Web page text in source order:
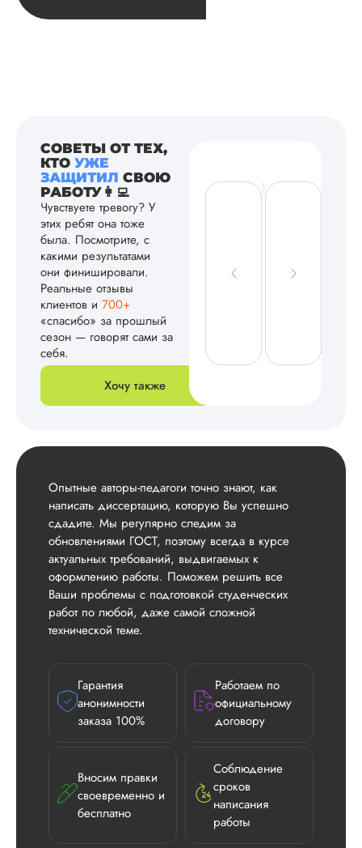
СОВЕТЫ ОТ ТЕХ,
КТО УЖЕ
ЗАЩИТИЛ СВОЮ
РАБОТУ👩‍💻
Чувствуете тревогу? У
этих ребят она тоже
была. Посмотрите, с
какими результатами
они финишировали.
Реальные отзывы
клиентов и 700+
«спасибо» за прошлый
сезон — говорят сами за
себя.
Хочу также
Опытные авторы-педагоги точно знают, как
написать диссертацию, которую Вы успешно
сдадите. Мы регулярно следим за
обновлениями ГОСТ, поэтому всегда в курсе
актуальных требований, выдвигаемых к
оформлению работы. Поможем решить все
Ваши проблемы с подготовкой студенческих
работ по любой, даже самой сложной
технической теме.
Гарантия
анонимности
заказа 100%
Работаем по
официальному
договору
Вносим правки
своевременно и
бесплатно
Соблюдение
сроков
написания
работы